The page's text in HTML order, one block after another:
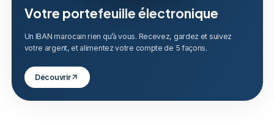
Votre portefeuille électronique
Un IBAN marocain rien qu’à vous. Recevez, gardez et suivez
votre argent, et alimentez votre compte de 5 façons.
Découvrir